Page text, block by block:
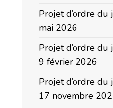
Projet d’ordre du
mai 2026
Projet d’ordre du
9 février 2026
Projet d’ordre du
17 novembre